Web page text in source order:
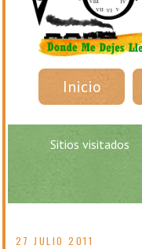
Inicio
Sitios visitados
27 JULIO 2011